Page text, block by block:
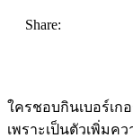
Share:
ใครชอบกินเบอร์เก
เพราะเป็นตัวเพิ่มค